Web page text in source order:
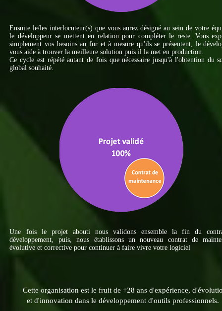
Ensuite le/les interlocuteur(s) que vous aurez désigné au sein de votre
le développeur se mettent en relation pour compléter le reste. Vous
simplement vos besoins au fur et à mesure qu'ils se présentent, le
vous aide à trouver la meilleure solution puis il la met en production.
Ce cycle est répété autant de fois que nécessaire jusqu'à l'obtention du
global souhaité.
Une fois le projet abouti nous validons ensemble la fin du
développement, puis, nous établissons un nouveau contrat de
évolutive et corrective pour continuer à faire vivre votre logiciel
Cette organisation est le fruit de +28 ans d'expérience,
et d'innovation dans le développement d'outils professionnels.